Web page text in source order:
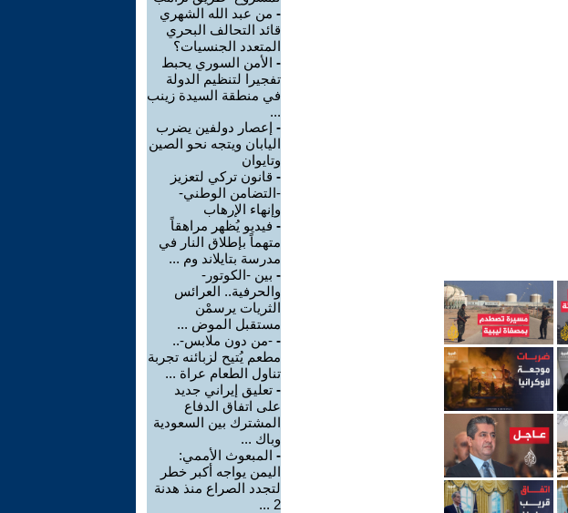
- من عبد الله الشهري
قائد التحالف البحري
المتعدد الجنسيات؟
- الأمن السوري يحبط
تفجيرا لتنظيم الدولة
في منطقة السيدة زينب
...
- إعصار دولفين يضرب
اليابان ويتجه نحو الصين
وتايوان
- قانون تركي لتعزيز
-التضامن الوطني-
وإنهاء الإرهاب
- فيديو يُظهر مراهقاً
متهماً بإطلاق النار في
مدرسة بتايلاند وم ...
- بين -الكوتور-
والحرفية.. العرائس
الثريات يرسمْن
مستقبل الموض ...
- -من دون ملابس-..
مطعم يُتيح لزبائنه تجربة
تناول الطعام عراة ...
- تعليق إيراني جديد
على اتفاق الدفاع
المشترك بين السعودية
وباك ...
- المبعوث الأممي:
اليمن يواجه أكبر خطر
لتجدد الصراع منذ هدنة
2 ...